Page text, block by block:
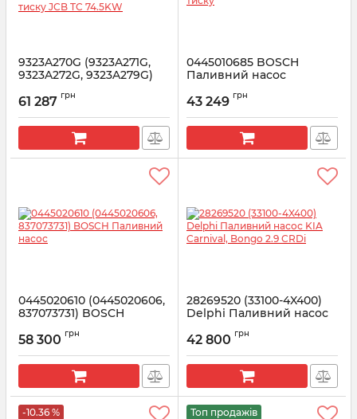
9323A270G (9323A271G,
9323A272G, 9323A279G)
високого тиску JCB TC
Артикул: 9323A270G
61 287 грн
0445010685 BOSCH
Паливний насос
Артикул: 0445010685
43 249 грн
0445020610 (0445020606,
837073731) BOSCH
Артикул: 0445020610
58 300 грн
28269520 (33100-4X400)
Delphi Паливний насос
CRDi
Артикул: 28269520
42 800 грн
-10.36 % Топ продажів